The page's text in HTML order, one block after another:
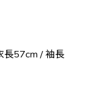
長57cm / 袖長